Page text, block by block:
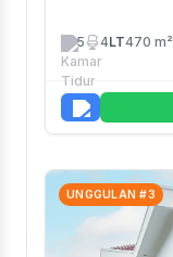
5 4LT470 m²
UNGGULAN #3